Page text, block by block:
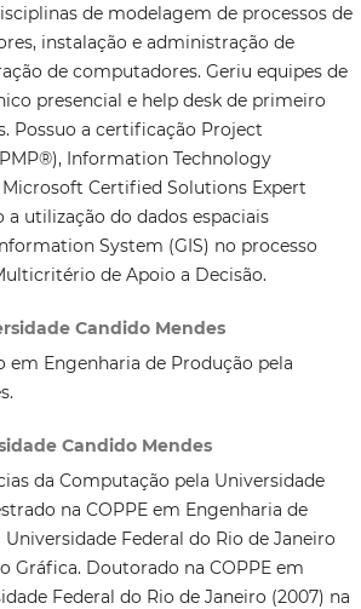
de modelagem de processos de
instalação e administração de
de computadores. Geriu equipes de
presencial e help desk de primeiro
Possuo a certificação Project
Information Technology
Certified Solutions Expert
a utilização do dados espaciais
System (GIS) no processo
de Apoio a Decisão.
Candido Mendes
em Engenharia de Produção pela
Candido Mendes
da Computação pela Universidade
na COPPE em Engenharia de
Federal do Rio de Janeiro
Gráfica. Doutorado na COPPE em
Federal do Rio de Janeiro (2007) na